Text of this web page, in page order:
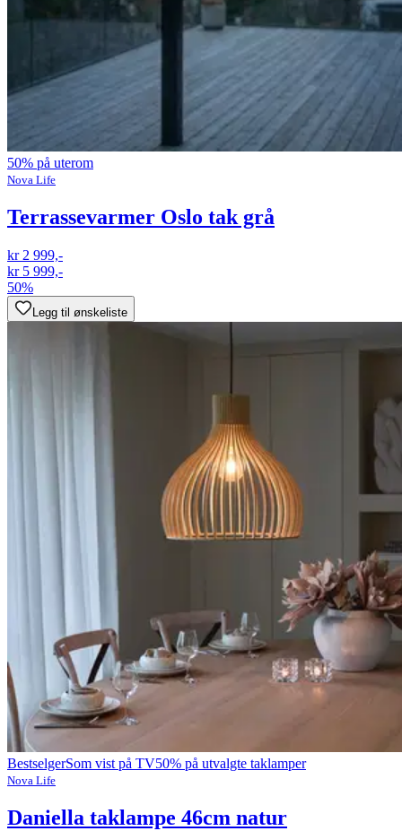
50% på uterom
Nova Life
Terrassevarmer Oslo tak grå
kr 2 999,-
kr 5 999,-
50%
Legg til ønskeliste
BestselgerSom vist på TV50% på utvalgte taklamper
Nova Life
Daniella taklampe 46cm natur